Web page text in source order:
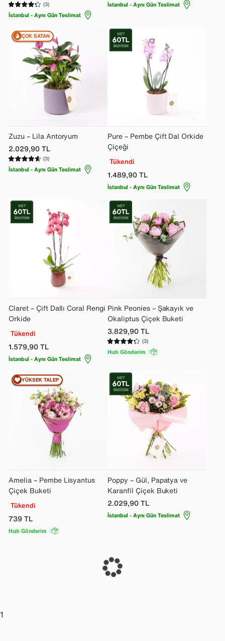
(3)
İstanbul - Aynı Gün Teslimat
İstanbul - Aynı Gün Teslimat
Zuzu – Lila Antoryum
2.029,90TL
(3)
İstanbul - Aynı Gün Teslimat
ÇOK SATAN
Pure – Pembe Çift Dal Orkide
Çiçeği
Tükendi
1.489,90TL
İstanbul - Aynı Gün Teslimat
Claret – Çift Dallı Coral Rengi
Orkide
Tükendi
1.579,90TL
İstanbul - Aynı Gün Teslimat
Pink Peonies – Şakayık ve
Okaliptus Çiçek Buketi
3.829,90TL
(3)
Hızlı Gönderim
Amelia – Pembe Lisyantus
Çiçek Buketi
Tükendi
739TL
Hızlı Gönderim
YÜKSEK TALEP
Poppy – Gül, Papatya ve
Karanfil Çiçek Buketi
2.029,90TL
İstanbul - Aynı Gün Teslimat
1